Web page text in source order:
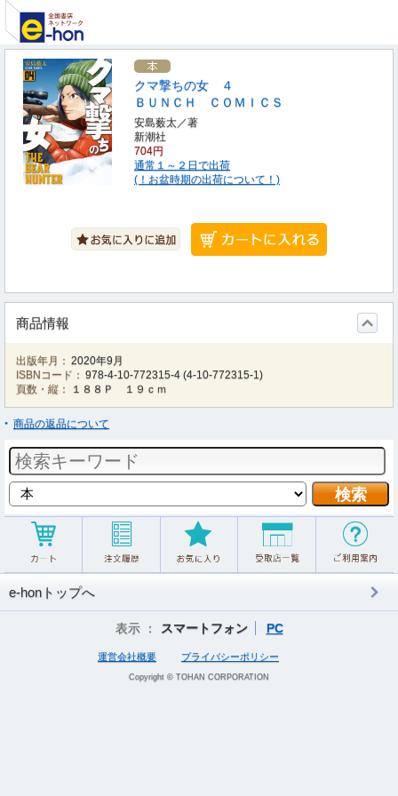
クマ撃ちの女 ４
ＢＵＮＣＨ ＣＯＭＩＣＳ
安島薮太／著
新潮社
704円
通常１～２日で出荷
(！お盆時期の出荷について！)
商品情報
出版年月： 2020年9月
ISBNコード： 978-4-10-772315-4 (4-10-772315-1)
頁数・縦：
１８８Ｐ １９ｃｍ
商品の返品について
e-honトップへ
表示 ： スマートフォン PC
運営会社概要 プライバシーポリシー
Copyright © TOHAN CORPORATION